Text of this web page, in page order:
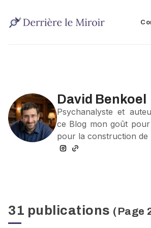
David Benkoel
Psychanalyste et
ce Blog mon goût
pour la construction de
31 publications (Page